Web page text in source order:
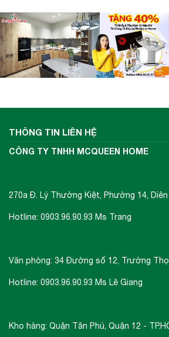
Các bộ phận của lò vi sóng
White
927BG White
THÔNG TIN LIÊN HỆ
CÔNG TY TNHH MCQUEEN HOME
270a Đ. Lý Thường Kiệt, Phường 14,
Hotline: 0903.96.90.93 Ms Trang
Văn phòng: 34 Đường số 12, Trường
Hotline: 0903.96.90.93 Ms Lê Giang
Kho hàng: Quận Tân Phú, Quận 12 -